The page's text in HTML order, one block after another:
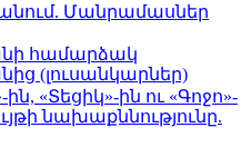
Մանրամասներ
համարձակ
(լուսանկարներ)
«Տեցիկ»-ին ու «Գոջո»-
նախաքննությունը.